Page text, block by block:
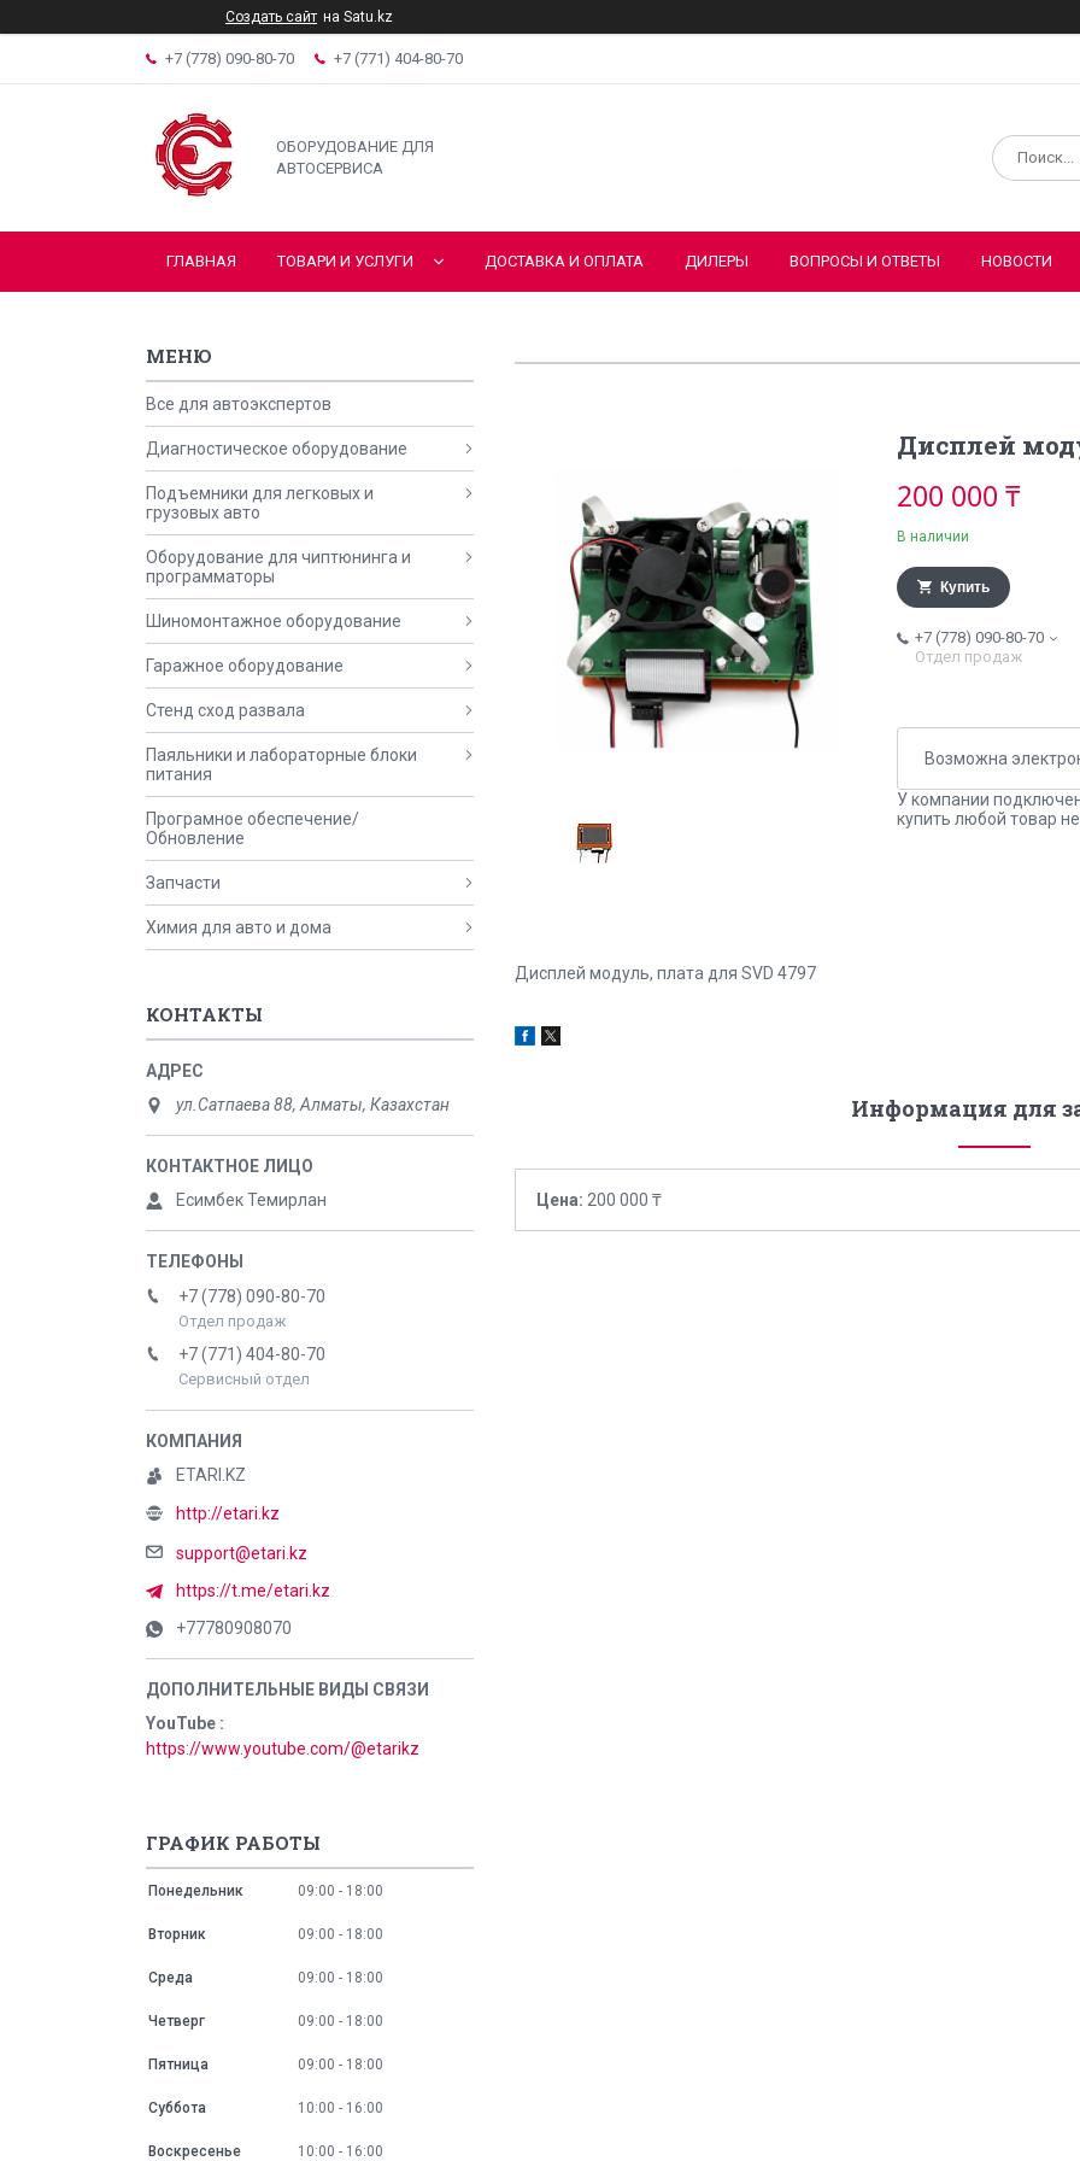
Создать сайт на Satu.kz
+7 (778) 090-80-70 +7 (771) 404-80-70
ОБОРУДОВАНИЕ ДЛЯ
АВТОСЕРВИСА
ГЛАВНАЯ ТОВАРИ И УСЛУГИ ДОСТАВКА И ОПЛАТА ДИЛЕРЫ ВОПРОСЫ И ОТВЕТЫ НОВОСТИ
Дисплей
200 000 ₸
В наличии
Купить
+7 (778) 090-80-70
Отдел продаж
У компании
купить любой товар
Дисплей модуль, плата для SVD 4797
Информация для
Цена: 200 000 ₸
Все для автоэкспертов
Диагностическое оборудование
Подъемники для легковых и
грузовых авто
Оборудование для чиптюнинга и
программаторы
Шиномонтажное оборудование
Гаражное оборудование
Стенд сход развала
Паяльники и лабораторные блоки
питания
Програмное обеспечение/
Обновление
Запчасти
Химия для авто и дома
КОНТАКТЫ
ул.Сатпаева 88, Алматы, Казахстан
Есимбек Темирлан
+7 (778) 090-80-70
Отдел продаж
+7 (771) 404-80-70
Сервисный отдел
ETARI.KZ
http://etari.kz
support@etari.kz
https://t.me/etari.kz
+77780908070
YouTube
https://www.youtube.com/@etarikz
ГРАФИК РАБОТЫ
Понедельник 09:00 18:00
Вторник 09:00 18:00
Среда 09:00 18:00
Четверг 09:00 18:00
Пятница 09:00 18:00
Суббота 10:00 16:00
Воскресенье 10:00 16:00